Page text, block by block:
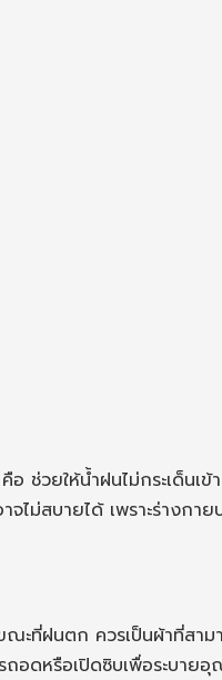
ช่วยให้น้ำฝนไม่กระเด็
ไม่สบายได้ เพราะร่างกาย
ะที่ฝนตก ควรเป็นผ้าที่สา
ดหรือเปิดซิบเพื่อระบายอุ